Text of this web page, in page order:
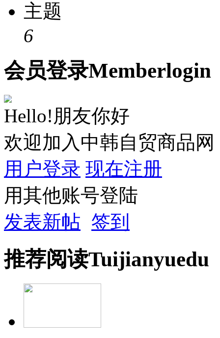
主题
6
会员登录Memberlogin
Hello!朋友你好
欢迎加入中韩自贸商品网
用户登录 现在注册
用其他账号登陆
发表新帖 签到
推荐阅读Tuijianyuedu